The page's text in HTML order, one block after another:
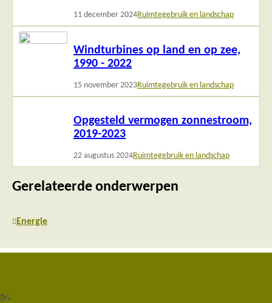
11 december 2024Ruimtegebruik en landschap
Windturbines op land en op zee,
1990 - 2022
15 november 2023Ruimtegebruik en landschap
Lees
Opgesteld vermogen zonnestroom,
2019-2023
22 augustus 2024Ruimtegebruik en landschap
Gerelateerde onderwerpen
Energie